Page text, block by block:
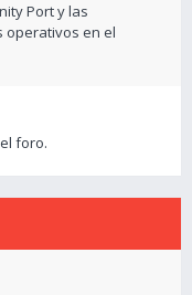
Port y las
operativos en el
foro.